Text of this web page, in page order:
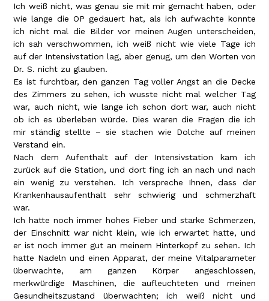
Ich weiß nicht, was genau sie mit mir gemacht haben, oder
wie lange die OP gedauert hat, als ich aufwachte konnte
ich nicht mal die Bilder vor meinen Augen unterscheiden,
ich sah verschwommen, ich weiß nicht wie viele Tage ich
auf der Intensivstation lag, aber genug, um den Worten von
Dr. S. nicht zu glauben.
Es ist furchtbar, den ganzen Tag voller Angst an die Decke
des Zimmers zu sehen, ich wusste nicht mal welcher Tag
war, auch nicht, wie lange ich schon dort war, auch nicht
ob ich es überleben würde. Dies waren die Fragen die ich
mir ständig stellte – sie stachen wie Dolche auf meinen
Verstand ein.
Nach dem Aufenthalt auf der Intensivstation kam ich
zurück auf die Station, und dort fing ich an nach und nach
ein wenig zu verstehen. Ich verspreche Ihnen, dass der
Krankenhausaufenthalt sehr schwierig und schmerzhaft
war.
Ich hatte noch immer hohes Fieber und starke Schmerzen,
der Einschnitt war nicht klein, wie ich erwartet hatte, und
er ist noch immer gut an meinem Hinterkopf zu sehen. Ich
hatte Nadeln und einen Apparat, der meine Vitalparameter
überwachte, am ganzen Körper angeschlossen,
merkwürdige Maschinen, die aufleuchteten und meinen
Gesundheitszustand überwachten; ich weiß nicht und